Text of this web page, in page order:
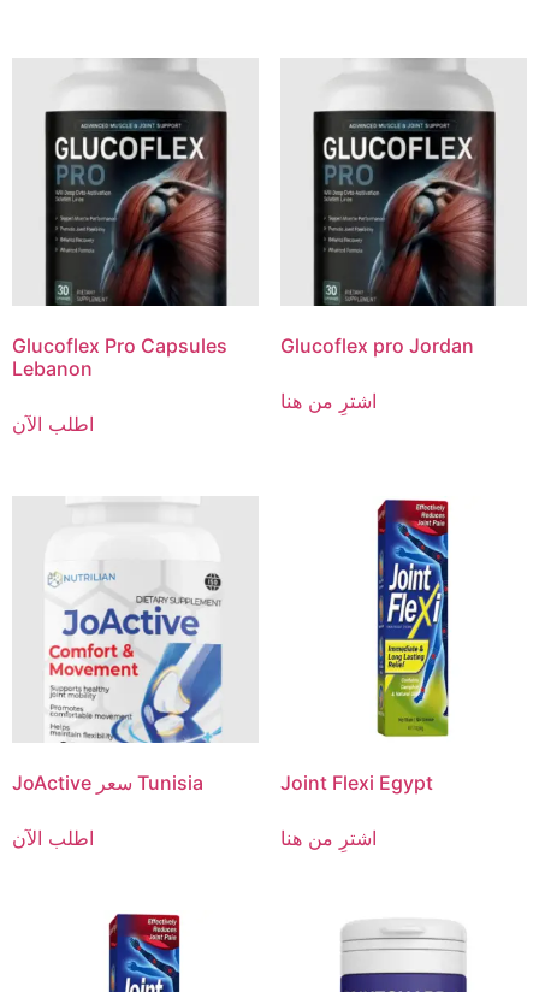
Glucoflex Pro Capsules
Lebanon
اطلب الآن
Glucoflex pro Jordan
اشترِ من هنا
JoActive سعر Tunisia
اطلب الآن
Joint Flexi Egypt
اشترِ من هنا